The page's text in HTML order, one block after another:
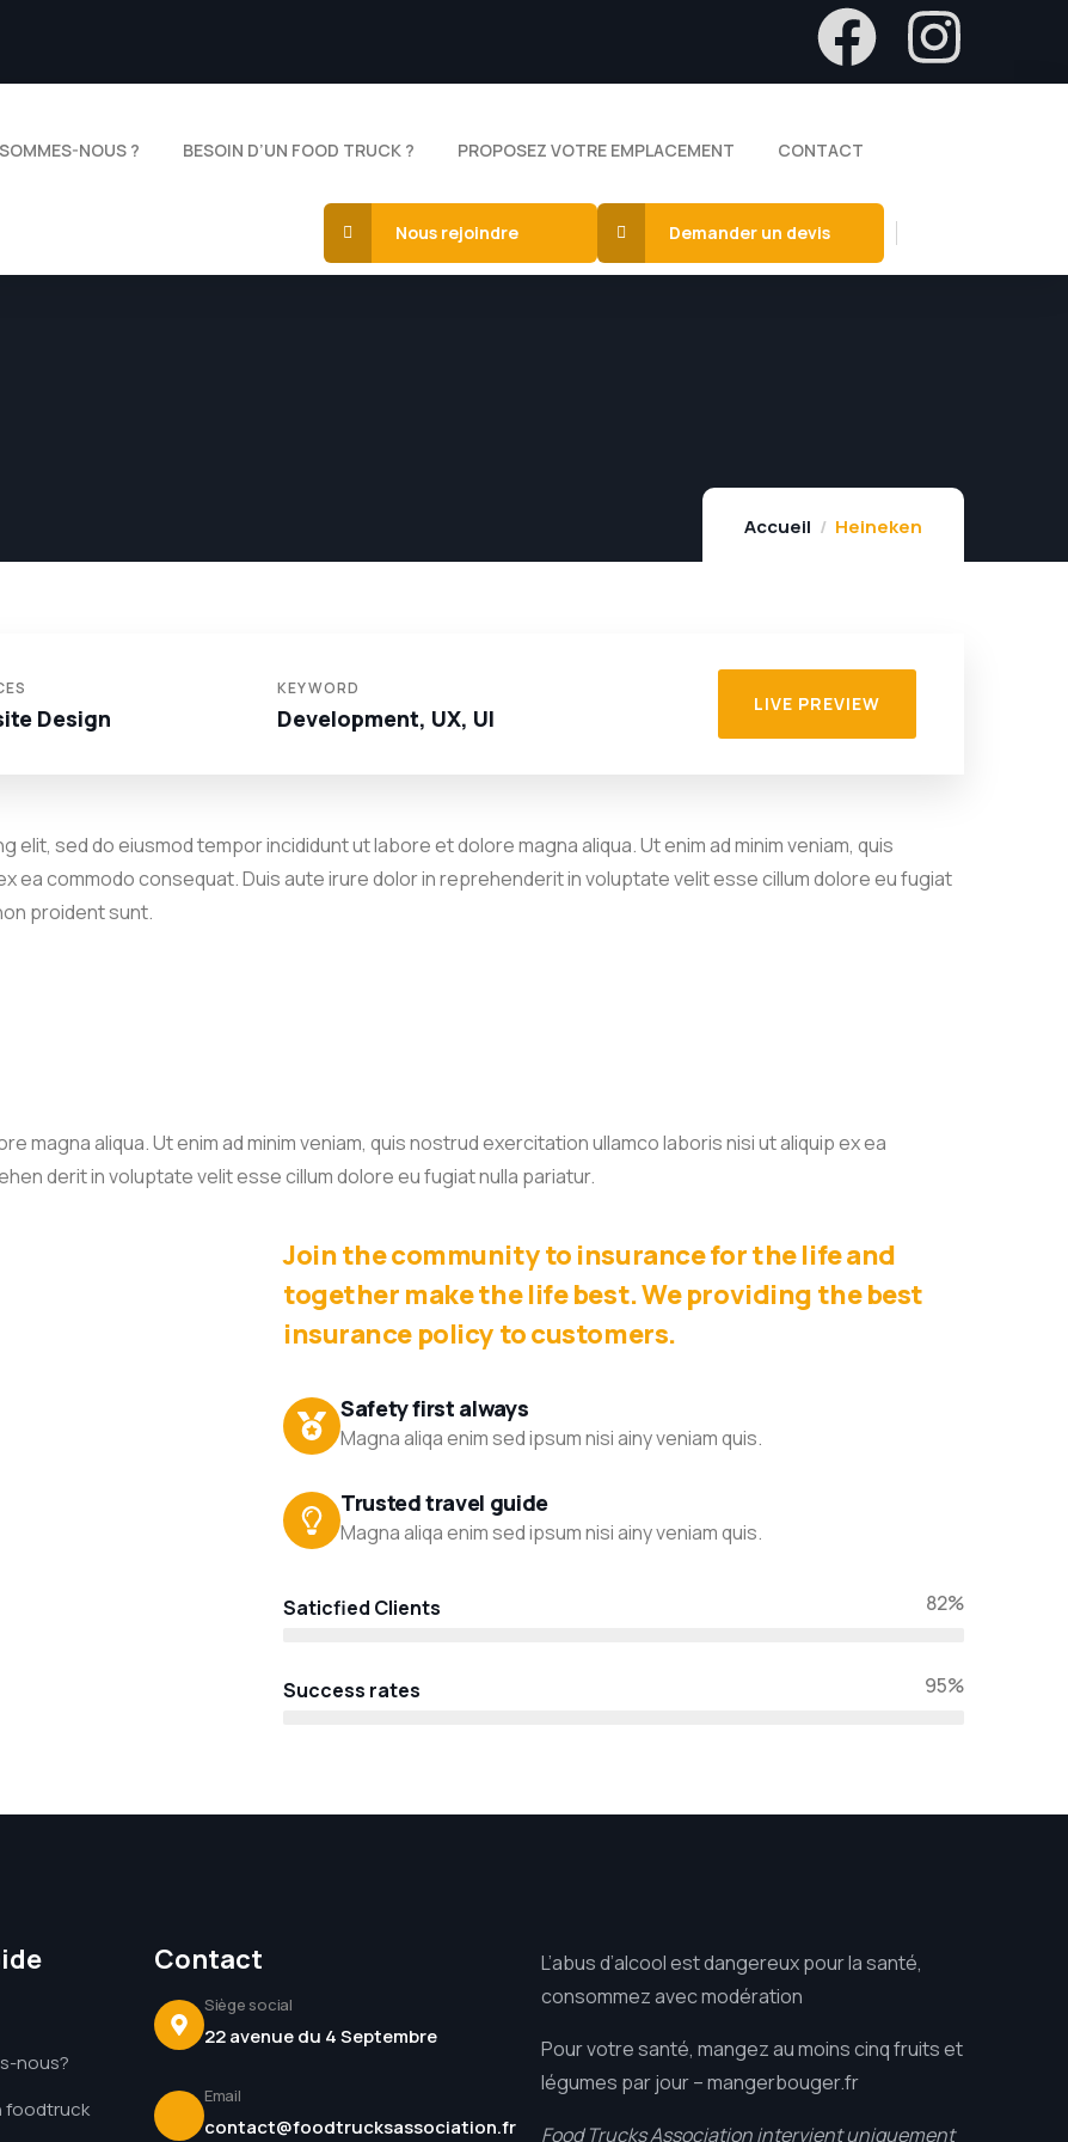
NOUS ? BESOIN D’UN FOOD TRUCK ? PROPOSEZ VOTRE EMPLACEMENT CONTACT
Nous rejoindre Demander un devis
Accueil Heineken
Design
KEYWORD
Development, UX, UI
LIVE PREVIEW
sed do eiusmod tempor incididunt ut labore et dolore magna aliqua. Ut enim ad minim veniam, quis
ea commodo consequat. Duis aute irure dolor in reprehenderit in voluptate velit esse cillum dolore eu fugiat
proident sunt.
magna aliqua. Ut enim ad minim veniam, quis nostrud exercitation ullamco laboris nisi ut aliquip ex ea
derit in voluptate velit esse cillum dolore eu fugiat nulla pariatur.
Join the community to insurance for the life and
together make the life best. We providing the best
insurance policy to customers.
Safety first always
Magna aliqa enim sed ipsum nisi ainy veniam quis.
Trusted travel guide
Magna aliqa enim sed ipsum nisi ainy veniam quis.
Saticfied Clients 82%
Success rates 95%
nous?
foodtruck
Contact
Siège social
22 avenue du 4 Septembre
Email
contact@foodtrucksassociation.fr
L’abus d’alcool est dangereux pour la santé,
consommez avec modération
Pour votre santé, mangez au moins cinq fruits et
légumes par jour –mangerbouger.fr
Food Trucks Association intervient uniquement